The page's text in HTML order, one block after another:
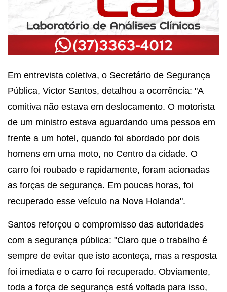
Em entrevista coletiva, o Secretário de Segurança
Pública, Victor Santos, detalhou a ocorrência: "A
comitiva não estava em deslocamento. O motorista
de um ministro estava aguardando uma pessoa em
frente a um hotel, quando foi abordado por dois
homens em uma moto, no Centro da cidade. O
carro foi roubado e rapidamente, foram acionadas
as forças de segurança. Em poucas horas, foi
recuperado esse veículo na Nova Holanda".
Santos reforçou o compromisso das autoridades
com a segurança pública: "Claro que o trabalho é
sempre de evitar que isto aconteça, mas a resposta
foi imediata e o carro foi recuperado. Obviamente,
toda a força de segurança está voltada para isso,